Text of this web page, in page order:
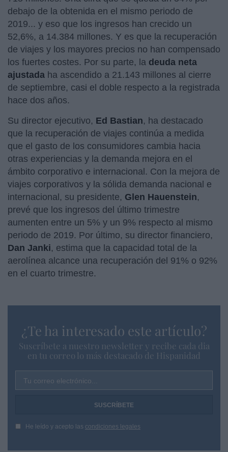
debajo de la obtenida en el mismo periodo de
2019... y eso que los ingresos han crecido un
52,6%, a 14.384 millones. Y es que la recuperación
de viajes y los mayores precios no han compensado
los fuertes costes. Por su parte, la deuda neta
ajustada ha ascendido a 21.143 millones al cierre
de septiembre, casi el doble respecto a la registrada
hace dos años.
Su director ejecutivo, Ed Bastian, ha destacado
que la recuperación de viajes continúa a medida
que el gasto de los consumidores cambia hacia
otras experiencias y la demanda mejora en el
ámbito corporativo e internacional. Con la mejora de
viajes corporativos y la sólida demanda nacional e
internacional, su presidente, Glen Hauenstein,
prevé que los ingresos del último trimestre
aumenten entre un 5% y un 9% respecto al mismo
periodo de 2019. Por último, su director financiero,
Dan Janki, estima que la capacidad total de la
aerolínea alcance una recuperación del 91% o 92%
en el cuarto trimestre.
¿Te ha interesado este artículo?
Suscríbete a nuestro newsletter y recibe cada dia
en tu correo lo más destacado de Hispanidad
Tu correo electrónico...
He leído y acepto las condiciones legales